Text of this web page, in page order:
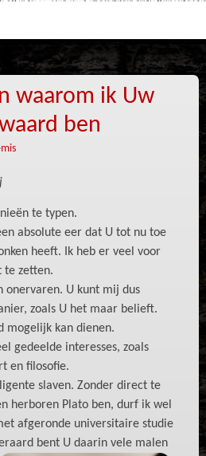
waarom ik Uw
ben
te typen.
absolute eer dat U tot nu toe
heeft. Ik heb er veel voor
te zetten.
onervaren. U kunt mij dus
zoals U het maar belieft.
mogelijk kan dienen.
gedeelde interesses, zoals
en filosofie.
slaven. Zonder direct te
herboren Plato ben, durf ik wel
afgeronde universitaire studie
bent U daarin vele malen